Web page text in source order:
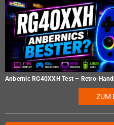
Anbernic RG40XXH Test – Retro-
ZUM